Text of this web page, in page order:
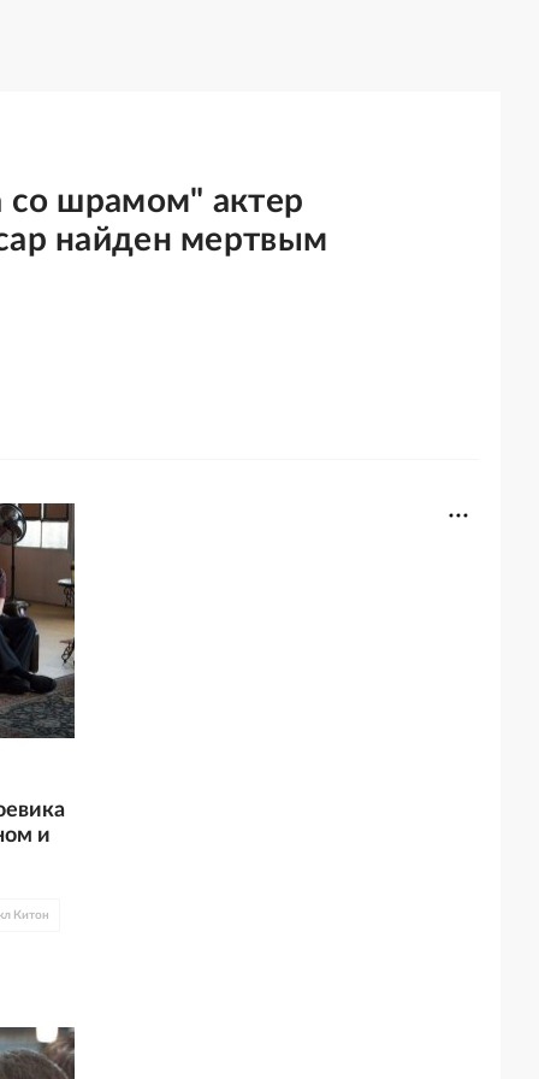
со шрамом" актер
найден мертвым
и
Китон